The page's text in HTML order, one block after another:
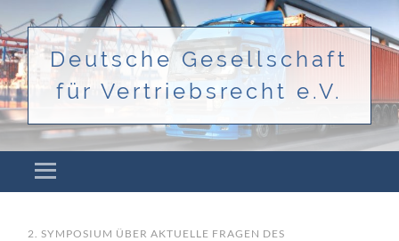
Deutsche Gesellschaft
für Vertriebsrecht e.V.
2. SYMPOSIUM ÜBER AKTUELLE FRAGEN DES